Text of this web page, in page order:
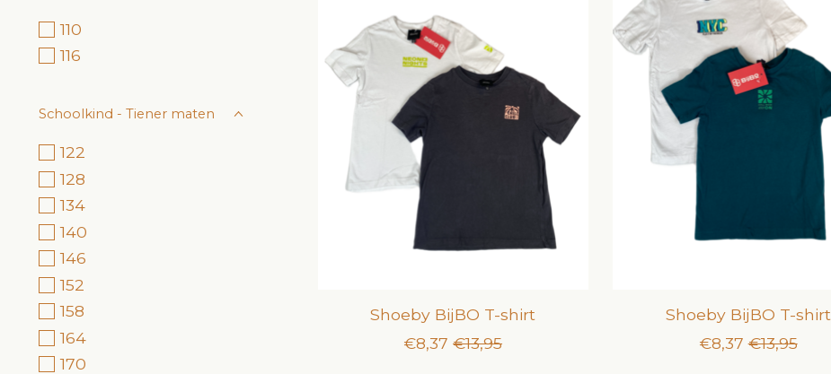
110
116
Schoolkind - Tiener maten
122
128
134
140
146
152
158
164
170
Shoeby BijBO T-shirt
€8,37 €13,95
Shoeby BijBO T-shirt
€8,37 €13,95